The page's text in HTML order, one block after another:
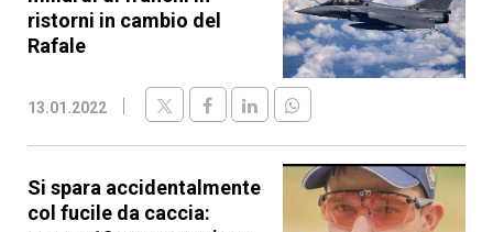
ristorni in cambio del
Rafale
13.01.2022
Si spara accidentalmente
col fucile da caccia: